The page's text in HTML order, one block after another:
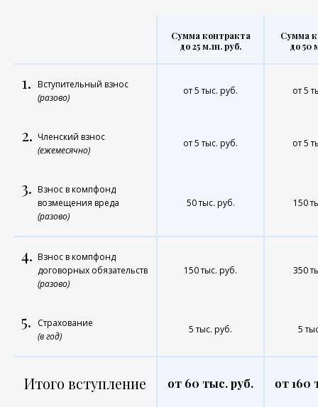
Сумма контракта
до 25 млн. руб.
Сумма
до 50
1. Вступительный взнос
(разово)
от 5 тыс. руб. от 5
2. Членский взнос
(ежемесячно)
от 5 тыс. руб. от 5
3. Взнос в компфонд
возмещения вреда
(разово)
50 тыс. руб. 150
4. Взнос в компфонд
договорных обязательств
(разово)
150 тыс. руб. 350
5.
Страхование
(в год)
5 тыс. руб. 5
Итого вступление от 60 тыс. руб. от 160